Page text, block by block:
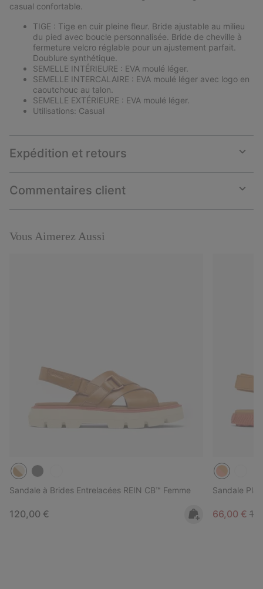
casual confortable.
TIGE : Tige en cuir pleine fleur. Bride ajustable au milieu
du pied avec boucle personnalisée. Bride de cheville à
fermeture velcro réglable pour un ajustement parfait.
Doublure synthétique.
SEMELLE INTÉRIEURE : EVA moulé léger.
SEMELLE INTERCALAIRE : EVA moulé léger avec logo en
caoutchouc au talon.
SEMELLE EXTÉRIEURE : EVA moulé léger.
Utilisations: Casual
Expédition et retours
or
Commentaires client
or
Vous Aimerez Aussi
Sandale à Brides Entrelacées REIN CB™ Femme
Regular price:
120,00 €
Sandale
Sale price:
66,00 €